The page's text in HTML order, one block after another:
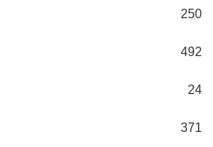
250
492
24
371